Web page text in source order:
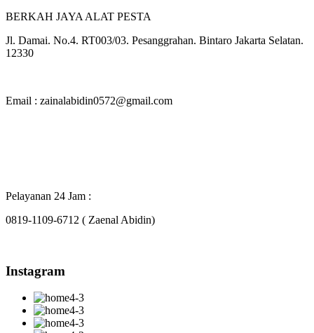
BERKAH JAYA ALAT PESTA
Jl. Damai. No.4. RT003/03. Pesanggrahan. Bintaro Jakarta Selatan.
12330
Email : zainalabidin0572@gmail.com
Pelayanan 24 Jam :
0819-1109-6712 ( Zaenal Abidin)
Instagram